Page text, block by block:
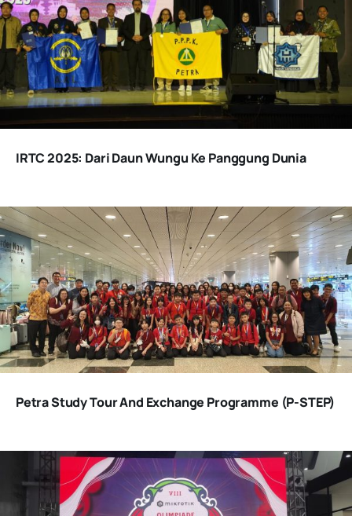
IRTC 2025: Dari Daun Wungu Ke Panggung Dunia
Petra Study Tour And Exchange Programme (P-STEP)